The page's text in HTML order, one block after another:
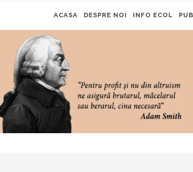
ACASA DESPRE NOI INFO ECOL